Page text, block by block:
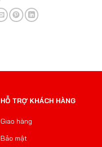
HỖ TRỢ KHÁCH HÀNG
Giao hàng
Bảo mật